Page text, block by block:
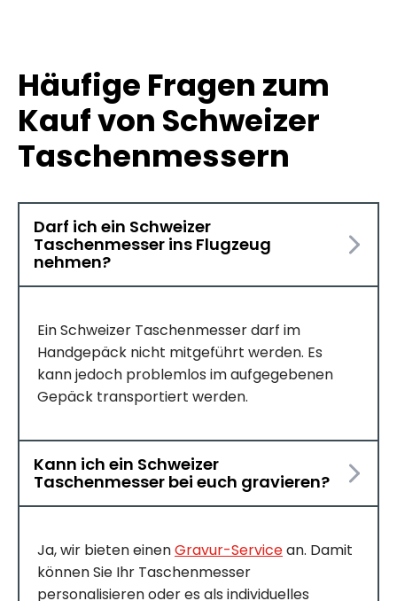
Häufige Fragen zum
Kauf von Schweizer
Taschenmessern
Darf ich ein Schweizer
Taschenmesser ins Flugzeug
nehmen?
Ein Schweizer Taschenmesser darf im
Handgepäck nicht mitgeführt werden. Es
kann jedoch problemlos im aufgegebenen
Gepäck transportiert werden.
Kann ich ein Schweizer
Taschenmesser bei euch gravieren?
Ja, wir bieten einenGravur-Servicean. Damit
können Sie Ihr Taschenmesser
personalisieren oder es als individuelles